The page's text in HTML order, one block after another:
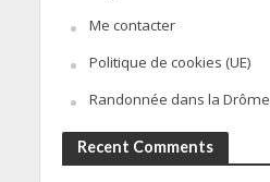
Me contacter
Politique de cookies (UE)
Randonnée dans la Drôme
Recent Comments